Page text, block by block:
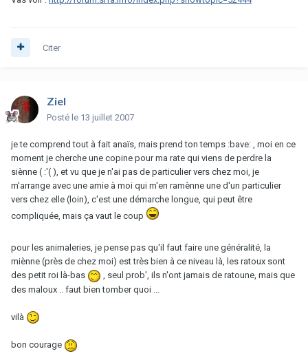
Citer
Ziel
Posté le 13 juillet 2007
je te comprend tout à fait anaïs, mais prend ton temps :bave: , moi en ce
moment je cherche une copine pour ma rate qui viens de perdre la
siènne ( :'( ), et vu que je n'ai pas de particulier vers chez moi, je
m'arrange avec une amie à moi qui m'en ramènne une d'un particulier
vers chez elle (loin), c'est une démarche longue, qui peut être
compliquée, mais ça vaut le coup
pour les animaleries, je pense pas qu'il faut faire une généralité, la
miènne (près de chez moi) est très bien à ce niveau là, les ratoux sont
des petit roi là-bas
, seul prob', ils n'ont jamais de ratoune, mais que
des maloux .. faut bien tomber quoi ...
vilà
bon courage